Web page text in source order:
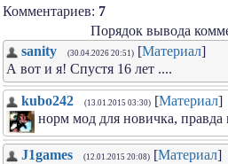
Комментариев: 7
Порядок вывода
sanity
(30.04.2026 20:51) [Материал]
А вот и я! Спустя 16 лет ....
kubo242 (13.01.2015 03:30) [Материал]
норм мод для новичка, правда
J1games (12.01.2015 20:08) [Материал]